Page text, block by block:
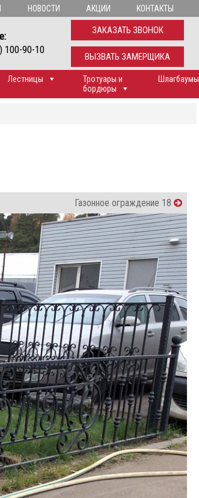
НОВОСТИ АКЦИИ КОНТАКТЫ
100-90-10
ЗАКАЗАТЬ ЗВОНОК
ВЫЗВАТЬ ЗАМЕРЩИКА
Лестницы
Тротуары и
бордюры
Шлагбаумы
Газонное ограждение 18